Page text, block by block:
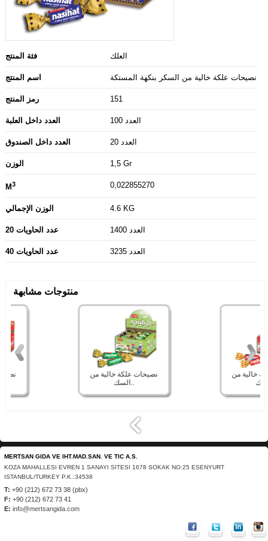
فئة المنتج العلك
اسم المنتج نصيحات علكة خالية من السكر بنكهة المستكة
رمز المنتج 151
العدد داخل العلبة 100 العدد
العدد داخل الصندوق 20 العدد
الوزن 1,5 Gr
M3 0,022855270
الوزن الإجمالي 4.6 KG
20 عدد الحاويات 1400 العدد
40 عدد الحاويات 3235 العدد
منتوجات مشابهة
نصيحات علكة خالية من
نصيحات علكة خالية من
MERTSAN GIDA VE IHT.MAD.SAN. VE TIC A.S.
KOZA MAHALLESI EVREN 1 SANAYI SITESI 1678 SOKAK NO:25 ESENYURT
ISTANBUL/TURKEY P.K.:34538
T: +90 (212) 672 73 38 (pbx)
F: +90 (212) 672 73 41
E: info@mertsangida.com